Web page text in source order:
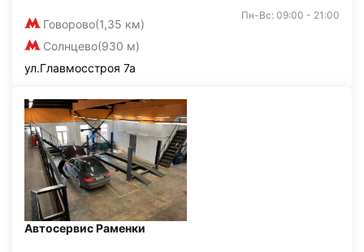
Говорово(1,35 км)
Солнцево(930 м)
Пн-Вс: 09:00 - 21:00
ул.Главмосстроя 7а
Автосервис Раменки